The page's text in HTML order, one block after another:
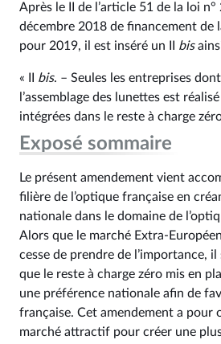
Après le II de l’article 51 de la loi
décembre 2018 de financement de
pour 2019, il est inséré un II bis
« II bis. – Seules les entreprises
l’assemblage des lunettes est
intégrées dans le reste à charge
Exposé sommaire
Le présent amendement vient
filière de l’optique française en
nationale dans le domaine de
Alors que le marché Extra-
cesse de prendre de l’importance,
que le reste à charge zéro mis en
une préférence nationale afin de
française. Cet amendement a pour
marché attractif pour créer une